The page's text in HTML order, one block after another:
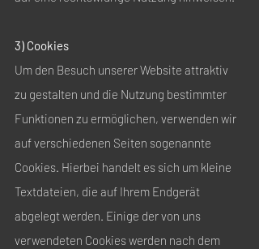
3) Cookies
Um den Besuch unserer Website attraktiv
zu gestalten und die Nutzung bestimmter
Funktionen zu ermöglichen, verwenden wir
auf verschiedenen Seiten sogenannte
Cookies. Hierbei handelt es sich um kleine
Textdateien, die auf Ihrem Endgerät
abgelegt werden. Einige der von uns
verwendeten Cookies werden nach dem